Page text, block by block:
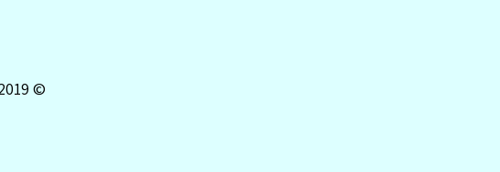
© 2002-2019 כל הזכויות שמורות לפסיכולוגיה עברית